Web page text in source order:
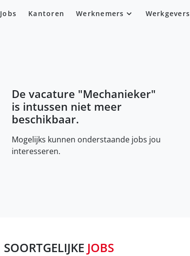
Jobs Kantoren Werknemers Werkgevers
De vacature "Mechanieker"
is intussen niet meer
beschikbaar.
Mogelijks kunnen onderstaande jobs jou
interesseren.
SOORTGELIJKE JOBS